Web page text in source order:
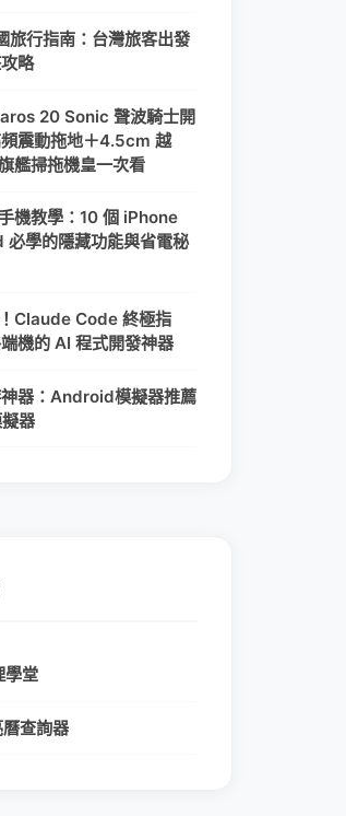
旅行指南：台灣旅客出發
略
20 Sonic 聲波騎士開
震動拖地＋4.5cm 越
艦掃拖機皇一次看
機教學：10 個 iPhone
學的隱藏功能與省電秘
Claude Code 終極指
機的 AI 程式開發神器
器：Android模擬器推薦
擬器
學堂
查詢器